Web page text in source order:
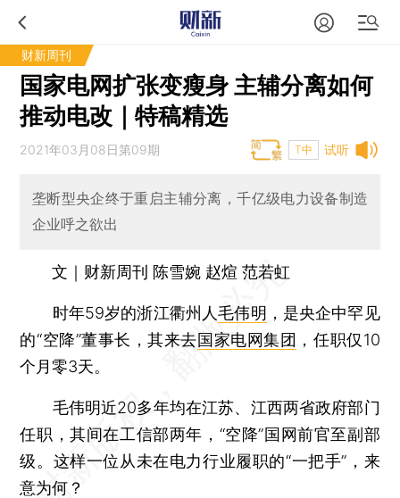
财新周刊
国家电网扩张变瘦身 主辅分离如何
推动电改｜特稿精选
试听
2021年03月08日第09期 T中
垄断型央企终于重启主辅分离，千亿级电力设备制造
企业呼之欲出
文｜财新周刊 陈雪婉 赵煊 范若虹
时年59岁的浙江衢州人毛伟明 ，是央企中罕见
的“空降”董事长，其来去国家电网集团 ，任职仅10
个月零3天。
毛伟明近20多年均在江苏、江西两省政府部门
任职，其间在工信部两年，“空降”国网前官至副部
级。这样一位从未在电力行业履职的“一把手”，来
意为何？